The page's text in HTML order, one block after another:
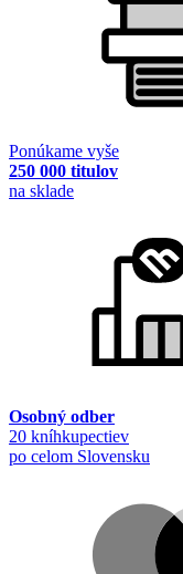
Ponúkame vyše
250 000 titulov
na sklade
Osobný odber
20 kníhkupectiev
po celom Slovensku